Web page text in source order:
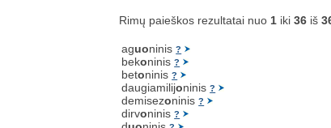
Rimų paieškos rezultatai nuo 1 iki36 iš
aguoninis?
bekoninis?
betoninis?
daugiamilijoninis?
demisezoninis?
dirvoninis?